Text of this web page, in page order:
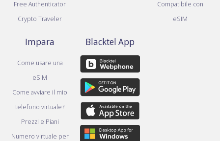
Free Authenticator
Crypto Traveler
Compatibile con
eSIM
Impara
Come usare una
eSIM
Come avviare il mio
telefono virtuale?
Prezzi e Piani
Numero virtuale per
Blacktel App